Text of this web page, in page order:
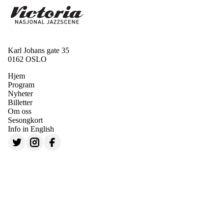
Karl Johans gate 35
0162 OSLO
Hjem
Program
Nyheter
Billetter
Om oss
Sesongkort
Info in English